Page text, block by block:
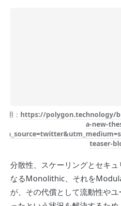
引用： https://polygon.technology/
a-new-
teaser-
分散性、スケーリングとセキ
なるMonolithic、それを
が、その代償として流動性や